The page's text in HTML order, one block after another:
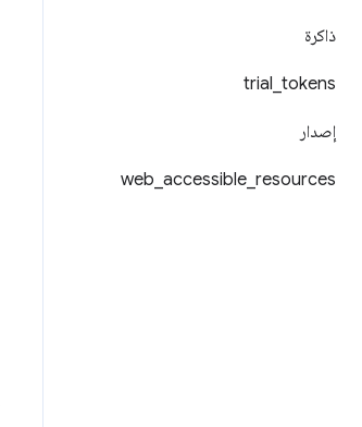
ذاكرة
trial tokens
إصدار
web accessible resources